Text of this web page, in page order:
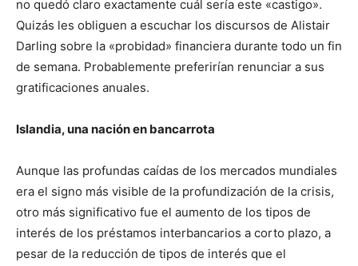
no quedó claro exactamente cuál sería este «castigo».
Quizás les obliguen a escuchar los discursos de Alistair
Darling sobre la «probidad» financiera durante todo un fin
de semana. Probablemente preferirían renunciar a sus
gratificaciones anuales.
Islandia, una nación en bancarrota
Aunque las profundas caídas de los mercados mundiales
era el signo más visible de la profundización de la crisis,
otro más significativo fue el aumento de los tipos de
interés de los préstamos interbancarios a corto plazo, a
pesar de la reducción de tipos de interés que el